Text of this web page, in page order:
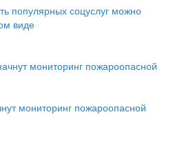
популярных соцуслуг можно
виде
мониторинг пожароопасной